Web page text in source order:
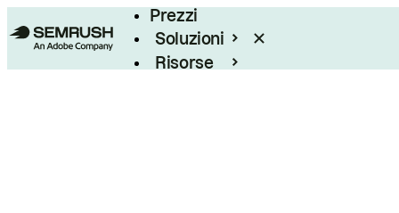
Prezzi
Soluzioni
Risorse